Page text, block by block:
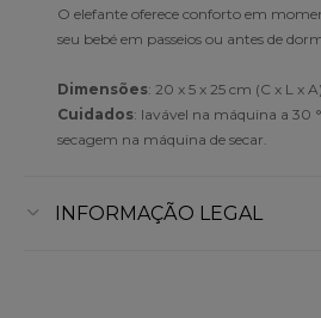
O elefante oferece conforto em
seu bebé em passeios ou antes de
Dimensões: 20 x 5 x 25 cm (C x L x
Cuidados: lavável na máquina a 30
secagem na máquina de secar.
INFORMAÇÃO LEGAL